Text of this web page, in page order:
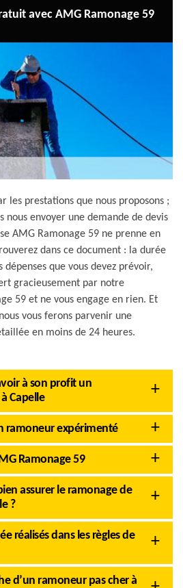
avec AMG Ramonage 59
les prestations que nous proposons ;
nous envoyer une demande de devis
AMG Ramonage 59 ne prenne en
dans ce document : la durée
que vous devez prévoir,
gracieusement par notre
59 et ne vous engage en rien. Et
vous ferons parvenir une
en moins de 24 heures.
à son profit un
Capelle
ramoneur expérimenté
Ramonage 59
assurer le ramonage de
?
réalisés dans les règles de
d’un ramoneur pas cher à